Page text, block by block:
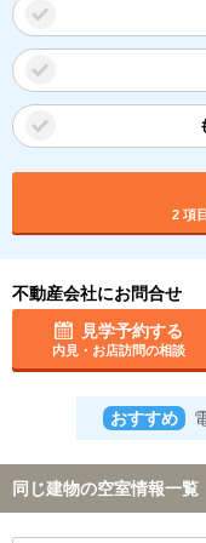
2 項
不動産会社にお問合せ
見学予約する
内見・お店訪問の相談
おすすめ
同じ建物の空室情報一覧